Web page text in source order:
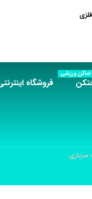
اماکن ورزشی
فروشگاه